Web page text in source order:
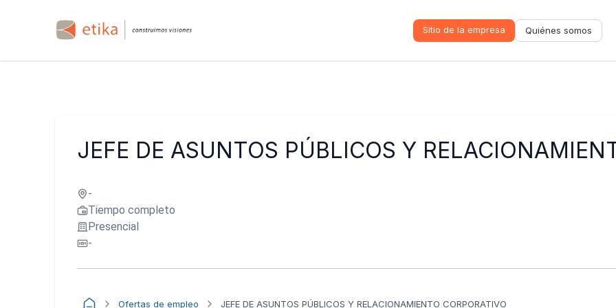
Sitio de la empresa Quiénes somos
JEFE DE ASUNTOS PÚBLICOS Y
-
Tiempo completo
Presencial
-
Ofertas de empleo JEFE DE ASUNTOS PÚBLICOS Y RELACIONAMIENTO CORPORATIVO